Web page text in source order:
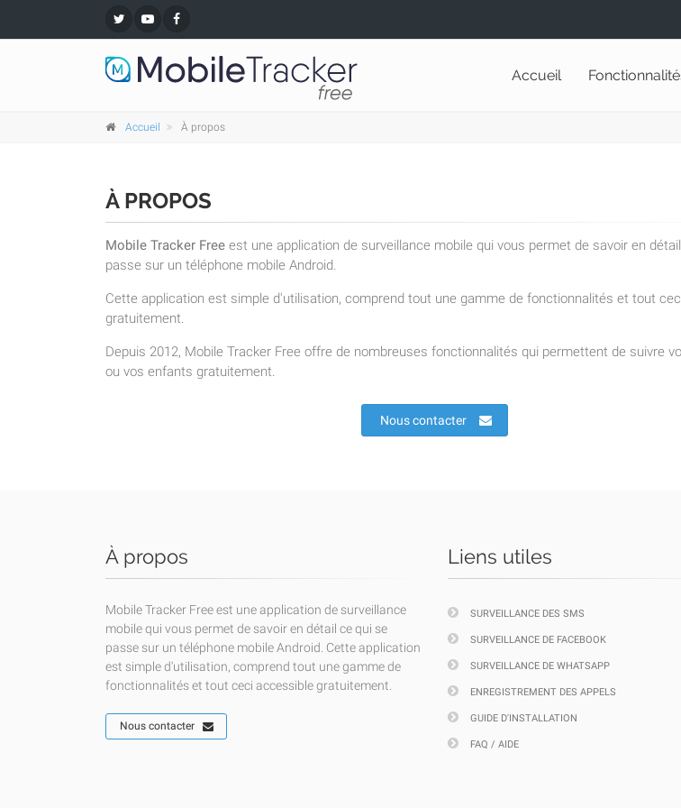
Accueil
Accueil À propos
À PROPOS
Mobile Tracker Free est une application de surveillance mobile qui vous permet de savoir en
passe sur un téléphone mobile Android.
Cette application est simple d'utilisation, comprend tout une gamme de fonctionnalités et tout
gratuitement.
Depuis 2012, Mobile Tracker Free offre de nombreuses fonctionnalités qui permettent de suivre
ou vos enfants gratuitement.
Nous contacter
À propos
Mobile Tracker Free est une application de surveillance
mobile qui vous permet de savoir en détail ce qui se
passe sur un téléphone mobile Android. Cette application
est simple d'utilisation, comprend tout une gamme de
fonctionnalités et tout ceci accessible gratuitement.
Nous contacter
Liens utiles
SURVEILLANCE DES SMS
SURVEILLANCE DE FACEBOOK
SURVEILLANCE DE WHATSAPP
ENREGISTREMENT DES APPELS
GUIDE D'INSTALLATION
FAQ / AIDE